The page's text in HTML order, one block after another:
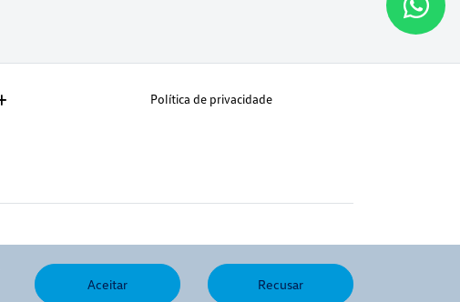
Política de privacidade
Aceitar Recusar